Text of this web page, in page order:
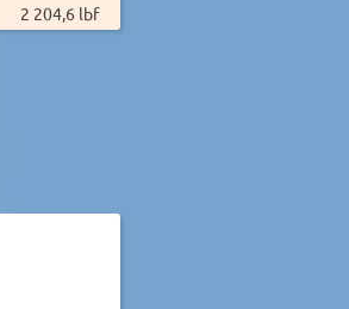
2 204,6 lbf